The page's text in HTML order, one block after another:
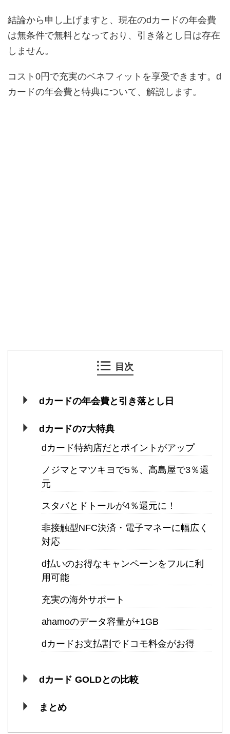
結論から申し上げますと、現在のdカードの年会費
は無条件で無料となっており、引き落とし日は存在
しません。
コスト0円で充実のベネフィットを享受できます。d
カードの年会費と特典について、解説します。
目次
dカードの年会費と引き落とし日
dカードの7大特典
dカード特約店だとポイントがアップ
ノジマとマツキヨで5％、高島屋で3％還
元
スタバとドトールが4％還元に！
非接触型NFC決済・電子マネーに幅広く
対応
d払いのお得なキャンペーンをフルに利
用可能
充実の海外サポート
ahamoのデータ容量が+1GB
dカードお支払割でドコモ料金がお得
dカード GOLDとの比較
まとめ